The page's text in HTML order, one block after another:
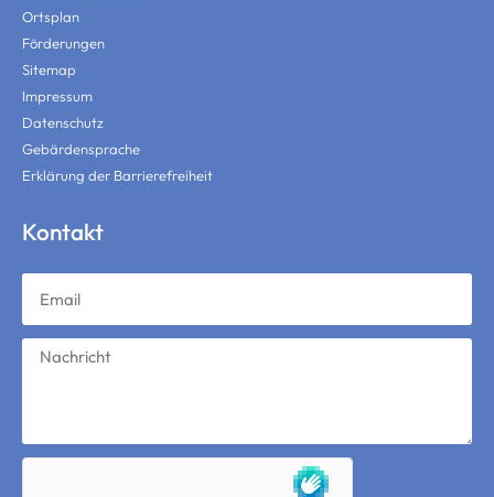
Ortsplan
Förderungen
Sitemap
Impressum
Datenschutz
Gebärdensprache
Erklärung der Barrierefreiheit
Kontakt